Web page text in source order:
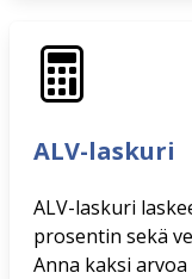
ALV-laskuri
ALV-laskuri
prosentin sekä
Anna kaksi